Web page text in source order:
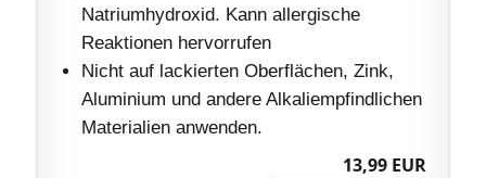
Natriumhydroxid. Kann allergische
Reaktionen hervorrufen
Nicht auf lackierten Oberflächen, Zink,
Aluminium und andere Alkaliempfindlichen
Materialien anwenden.
13,99 EUR